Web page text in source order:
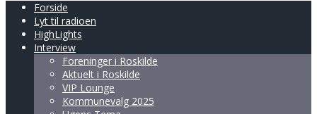
Forside
Lyt til radioen
HighLights
Interview
Foreninger i Roskilde
Aktuelt i Roskilde
VIP Lounge
Kommunevalg 2025